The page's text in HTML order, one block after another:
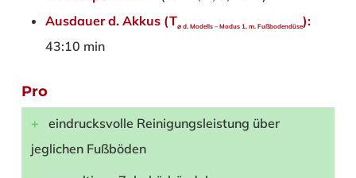
Ausdauer d. Akkus (T⌀ d. Modells – Modus 1 , m. Fußbodendüse):
43:10 min
Pro
eindrucksvolle Reinigungsleistung über
jeglichen Fußböden